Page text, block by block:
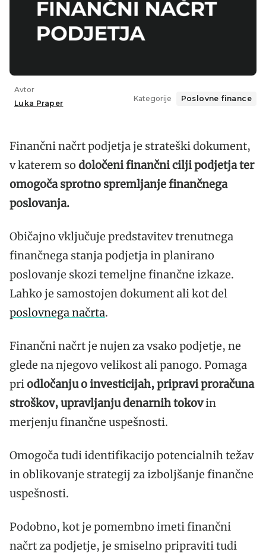
Avtor
Luka Praper
Kategorije Poslovne finance
Finančni načrt podjetja je strateški dokument,
v katerem so določeni finančni cilji podjetja ter
omogoča sprotno spremljanje finančnega
poslovanja.
Običajno vključuje predstavitev trenutnega
finančnega stanja podjetja in planirano
poslovanje skozi temeljne finančne izkaze.
Lahko je samostojen dokument ali kot del
poslovnega načrta.
Finančni načrt je nujen za vsako podjetje, ne
glede na njegovo velikost ali panogo. Pomaga
pri odločanju o investicijah, pripravi proračuna
stroškov, upravljanju denarnih tokovin
merjenju finančne uspešnosti.
Omogoča tudi identifikacijo potencialnih težav
in oblikovanje strategij za izboljšanje finančne
uspešnosti.
Podobno, kot je pomembno imeti finančni
načrt za podjetje, je smiselno pripraviti tudi
Brezplačna predloga za finančni načrt